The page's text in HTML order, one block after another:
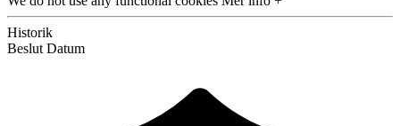
Historik
Beslut Datum